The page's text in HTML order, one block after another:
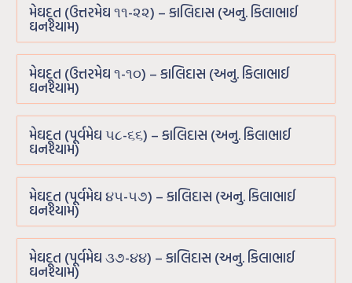
મેઘદૂત (ઉત્તરમેઘ ૧૧-૨૨) – કાલિદાસ (અનુ. કિલાભાઈ
ઘનશ્યામ)
મેઘદૂત (ઉત્તરમેઘ ૧-૧૦) – કાલિદાસ (અનુ. કિલાભાઈ
ઘનશ્યામ)
મેઘદૂત (પૂર્વમેઘ ૫૮-૬૬) – કાલિદાસ (અનુ. કિલાભાઈ
ઘનશ્યામ)
મેઘદૂત (પૂર્વમેઘ ૪૫-૫૭) – કાલિદાસ (અનુ. કિલાભાઈ
ઘનશ્યામ)
મેઘદૂત (પૂર્વમેઘ ૩૭-૪૪) – કાલિદાસ (અનુ. કિલાભાઈ
ઘનશ્યામ)